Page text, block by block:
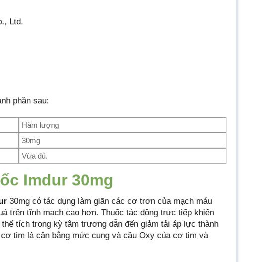
Ltd.
phần sau:
Hàm lượng
30mg
Vừa đủ.
Imdur 30mg
30mg có tác dụng làm giãn các cơ trơn của mạch máu
trên tĩnh mạch cao hơn. Thuốc tác động trực tiếp khiến
tích trong kỳ tâm trương dẫn đến giảm tải áp lực thành
tim là cân bằng mức cung và cầu Oxy của cơ tim và